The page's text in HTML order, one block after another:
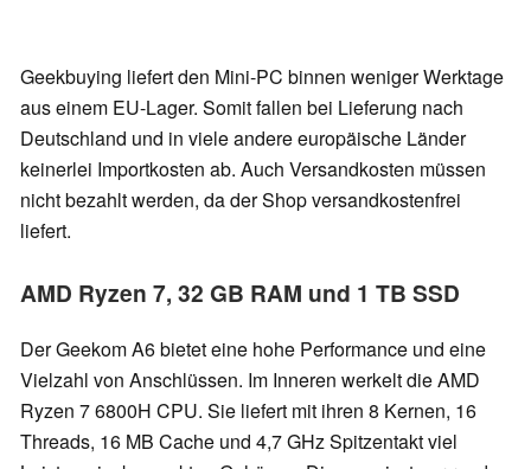
Geekbuying liefert den Mini-PC binnen weniger Werktage
aus einem EU-Lager. Somit fallen bei Lieferung nach
Deutschland und in viele andere europäische Länder
keinerlei Importkosten ab. Auch Versandkosten müssen
nicht bezahlt werden, da der Shop versandkostenfrei
liefert.
AMD Ryzen 7, 32 GB RAM und 1 TB SSD
Der Geekom A6 bietet eine hohe Performance und eine
Vielzahl von Anschlüssen. Im Inneren werkelt die AMD
Ryzen 7 6800H CPU. Sie liefert mit ihren 8 Kernen, 16
Threads, 16 MB Cache und 4,7 GHz Spitzentakt viel